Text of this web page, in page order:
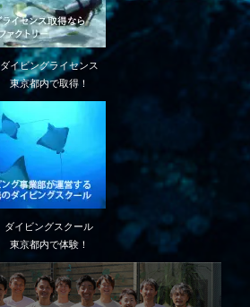
ダイビングライセンス
東京都内で取得！
ダイビングスクール
東京都内で体験！